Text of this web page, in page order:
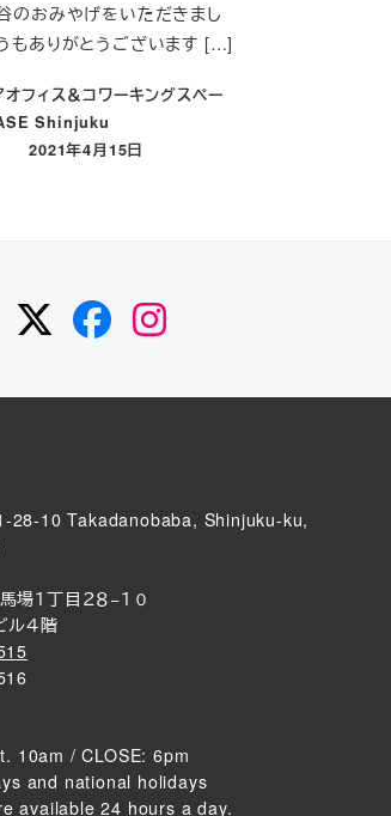
のおみやげをいただきまし
もありがとうございます […]
オフィス＆コワーキングスペー
Shinjuku
投稿日
2021年4月15日
TwitterFacebook
28-10 Takadanobaba, Shinjuku-ku,
１丁目２８−１０
ル４階
10am / CLOSE: 6pm
and national holidays
available 24 hours a day.